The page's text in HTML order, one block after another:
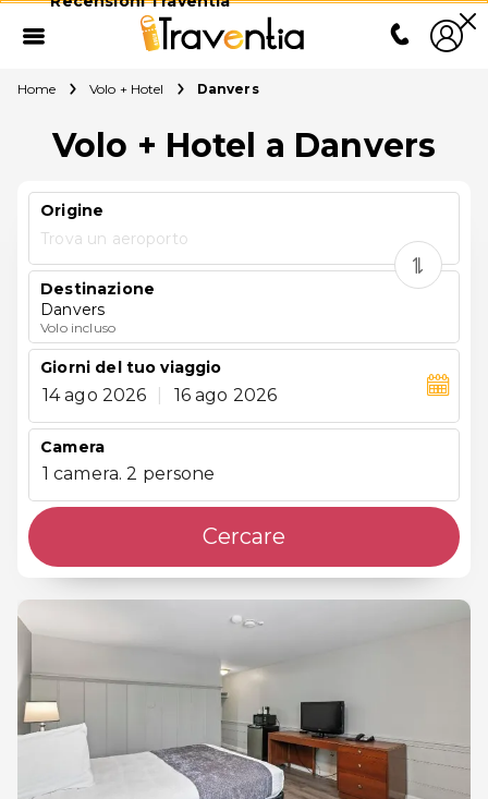
Home Volo + Hotel Danvers
Volo + Hotel a Danvers
Origine
Trova un aeroporto
Destinazione
Danvers
Volo incluso
Giorni del tuo viaggio
14 ago 2026 16 ago 2026
Camera
1 camera. 2 persone
Cercare